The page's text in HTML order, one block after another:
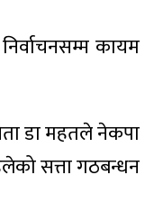
कायम
डा महतले नेकपा
सत्ता गठबन्धन